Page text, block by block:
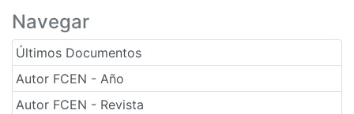
Navegar
Últimos Documentos
Autor FCEN - Año
Autor FCEN - Revista